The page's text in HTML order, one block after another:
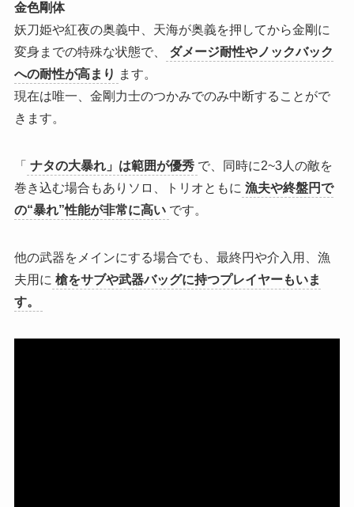
金色剛体
妖刀姫や紅夜の奥義中、天海が奥義を押してから金剛に
変身までの特殊な状態で、
ダメージ耐性やノックバック
への耐性が高まり ます。
現在は唯一、金剛力士のつかみでのみ中断することがで
きます。
「 ナタの大暴れ」は範囲が優秀 で、同時に2~3人の敵を
巻き込む場合もありソロ、トリオともに 漁夫や終盤円で
の“暴れ”性能が非常に高い です。
他の武器をメインにする場合でも、最終円や介入用、漁
夫用に 槍をサブや武器バッグに持つプレイヤーもいま
す。